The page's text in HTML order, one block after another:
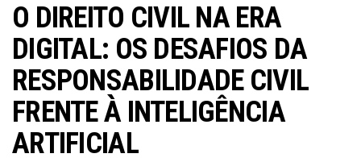
O DIREITO CIVIL NA ERA
DIGITAL: OS DESAFIOS DA
RESPONSABILIDADE CIVIL
FRENTE À INTELIGÊNCIA
ARTIFICIAL